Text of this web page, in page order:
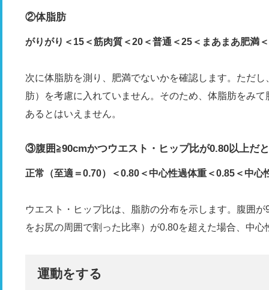
②体脂肪
がりがり＜15＜筋肉質＜20＜普通＜25＜まあまあ肥満
次に体脂肪を測り、肥満でないかを確認します。ただ
肪）を考慮に入れていません。そのため、体脂肪をみ
あるとはいえません。
③腹囲≧90cmかつウエスト・ヒップ比が0.80以上だ
正常（至適＝0.70）＜0.80＜中心性過体重＜0.85＜中心
ウエスト・ヒップ比は、脂肪の分布を示します。腹囲
をお尻の周囲で割った比率）が0.80を超えた場合、中心
運動をする